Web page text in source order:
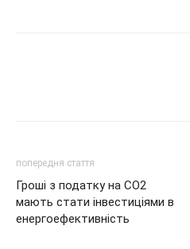
попередня стаття
Гроші з податку на СО2
мають стати інвестиціями в
енергоефективність